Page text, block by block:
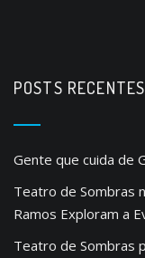
a
t
i
o
n
POSTS RECENTES
Gente que cuida de
Teatro de Sombras
Ramos Exploram a
Teatro de Sombras